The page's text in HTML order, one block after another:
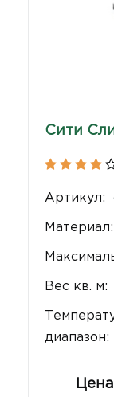
Сити
Артикул:
Материал:
Вес кв. м:
диапазон: